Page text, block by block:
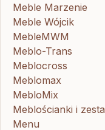
Meble Marzenie
Meble Wójcik
MebleMWM
Meblo-Trans
Meblocross
Meblomax
MebloMix
Meblościanki i
Menu